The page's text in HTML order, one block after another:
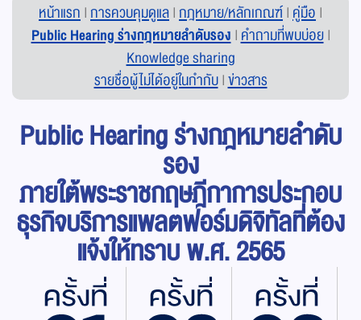
หน้าแรก|การควบคุมดูแล|กฎหมาย/หลักเกณฑ์|คู่มือ|
Public Hearing ร่างกฎหมายลำดับรอง|คำถามที่พบบ่อย|
Knowledge sharing
รายชื่อผู้ไม่ได้อยู่ในกำกับ|ข่าวสาร
Public Hearing ร่างกฎหมายลำดับ
รอง
ภายใต้พระราชกฤษฎีกาการประกอบ
ธุรกิจบริการแพลตฟอร์มดิจิทัลที่ต้อง
แจ้งให้ทราบ พ.ศ. 2565